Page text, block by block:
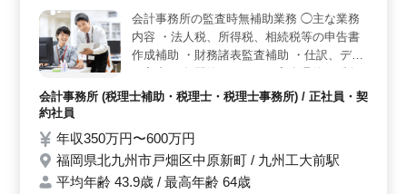
に、1級土木施工管理技士資格をお持ちの方や、発注支援
業務経験が10年以上ある方には条件面での優遇もありま
す。経験豊富な方々が多く在籍しており、高い技術力を
発揮できる環境です。 ＜待遇の充実＞ 交通費支給
や資格手当、社用車支給など、待遇面も充実していま
す。また、女性も歓迎される職場であり、多様性を尊重
した働きやすい環境が整っています。給与面でも年収500
万円から700万円まで設定されており、安定した収入を得
ることができます。
会計事務所の監査時無補助業務 ◯主な業務
内容 ・法人税、所得税、相続税等の申告書
作成補助 ・財務諸表監査補助 ・仕訳、デー
（土日祝休み） ＊残業少なめ ＊マイカー通
ます。 これまでのキャリアを駆使し、ぜひ
挑戦してみてください！
会計事務所 (税理士補助・税理士・税理士事務所) / 正社員・契
約社員
年収350万円〜600万円
福岡県北九州市戸畑区中原新町 / 九州工大前駅
平均年齢 43.9歳 / 最高年齢 64歳